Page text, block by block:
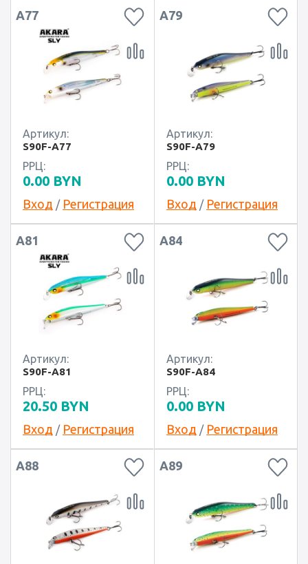
A77
Артикул:
S90F-A77
РРЦ:
0.00 BYN
Вход / Регистрация
A79
Артикул:
S90F-A79
РРЦ:
0.00 BYN
Вход / Регистрация
A81
Артикул:
S90F-A81
РРЦ:
20.50 BYN
Вход / Регистрация
A84
Артикул:
S90F-A84
РРЦ:
0.00 BYN
Вход / Регистрация
A88 A89